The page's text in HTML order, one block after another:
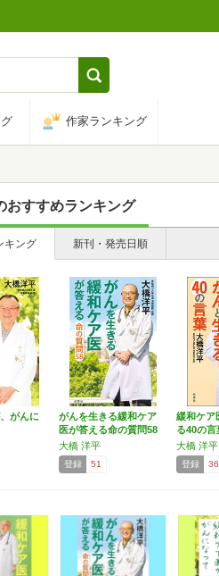
作家ランキング
おすすめランキング
キング 新刊・発売日順
がんに
がんを生きる緩和ケア
医が答える命の質問58
大橋 洋平
登録 51
緩和ケア
る40の言
大橋 洋平
登録 36